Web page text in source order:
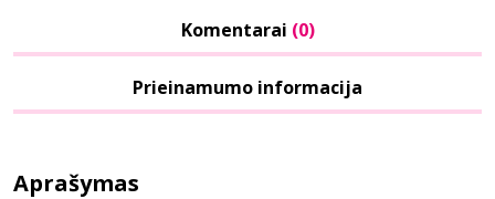
Komentarai (0)
Prieinamumo informacija
Aprašymas